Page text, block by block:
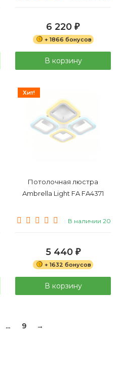
6 220 ₽
+ 1866 бонусов
В корзину
Хит!
Потолочная люстра
Ambrella Light FA FA4371
В наличии 20
5 440 ₽
+ 1632 бонусов
В корзину
... 9 →